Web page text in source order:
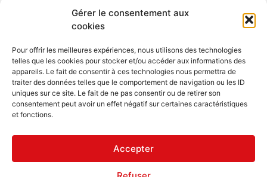
Gérer le consentement aux
cookies
Pour offrir les meilleures expériences, nous utilisons des technologies
telles que les cookies pour stocker et/ou accéder aux informations des
appareils. Le fait de consentir à ces technologies nous permettra de
traiter des données telles que le comportement de navigation ou les ID
uniques sur ce site. Le fait de ne pas consentir ou de retirer son
consentement peut avoir un effet négatif sur certaines caractéristiques
et fonctions.
Accepter
ERI – Études et Réalisations Industrielles
13 rue Claude Bernard – ZI
26100 Romans-sur-Isère